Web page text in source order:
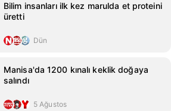
Bilim insanları ilk kez marulda et proteini
üretti
Dün
Manisa'da 1200 kınalı keklik doğaya
salındı
5 Ağustos